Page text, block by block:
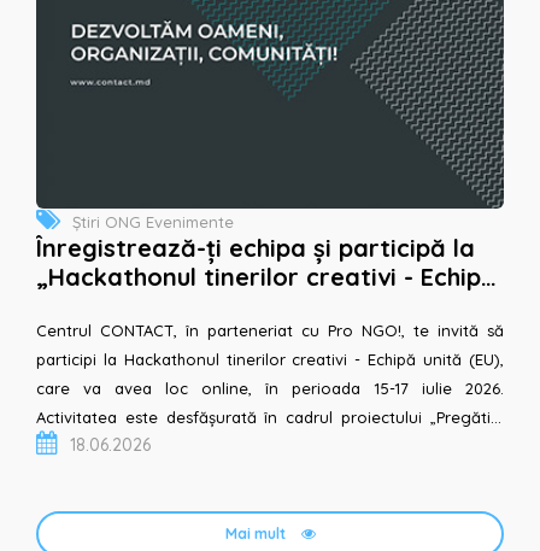
Știri ONG Evenimente
Înregistrează-ți echipa și participă la
„Hackathonul tinerilor creativi - Echipa
Centrul CONTACT, în parteneriat cu Pro NGO!, te invită să
participi la Hackathonul tinerilor creativi - Echipă unită (EU),
care va avea loc online, în perioada 15-17 iulie 2026.
Activitatea este desfășurată în cadrul proiectului „Pregătim
tinerii pentru integrarea Repu...
18.06.2026
Mai mult